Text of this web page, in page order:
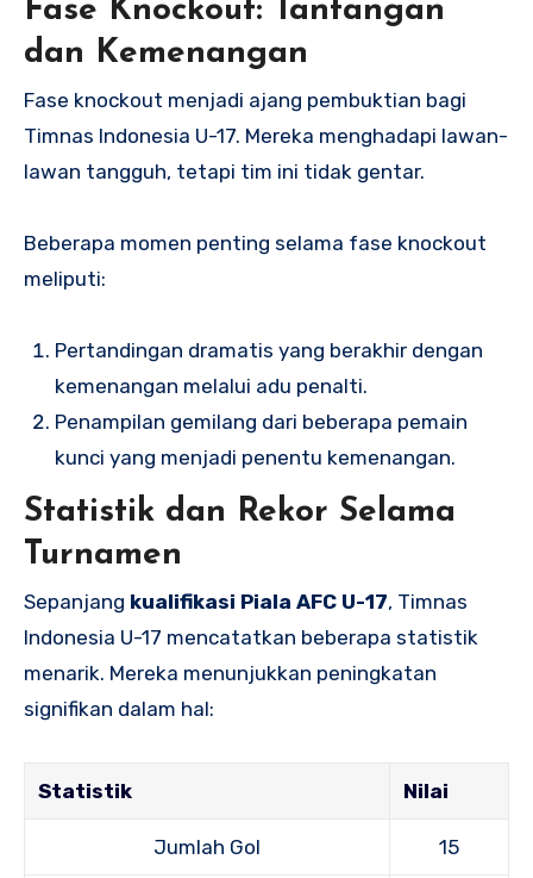
Fase Knockout: Tantangan
dan Kemenangan
Fase knockout menjadi ajang pembuktian bagi
Timnas Indonesia U-17. Mereka menghadapi lawan-
lawan tangguh, tetapi tim ini tidak gentar.
Beberapa momen penting selama fase knockout
meliputi:
Pertandingan dramatis yang berakhir dengan
kemenangan melalui adu penalti.
Penampilan gemilang dari beberapa pemain
kunci yang menjadi penentu kemenangan.
Statistik dan Rekor Selama
Turnamen
Sepanjang kualifikasi Piala AFC U-17, Timnas
Indonesia U-17 mencatatkan beberapa statistik
menarik. Mereka menunjukkan peningkatan
signifikan dalam hal:
Statistik Nilai
Jumlah Gol 15